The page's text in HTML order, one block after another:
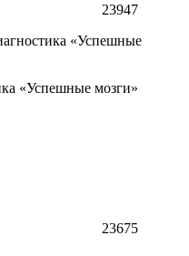
23947
«Успешные мозги»
23675